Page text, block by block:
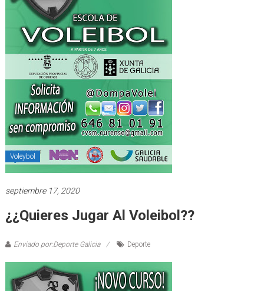
Voleybol
septiembre 17, 2020
¿¿Quieres Jugar Al Voleibol??
Enviado por:Deporte Galicia Deporte